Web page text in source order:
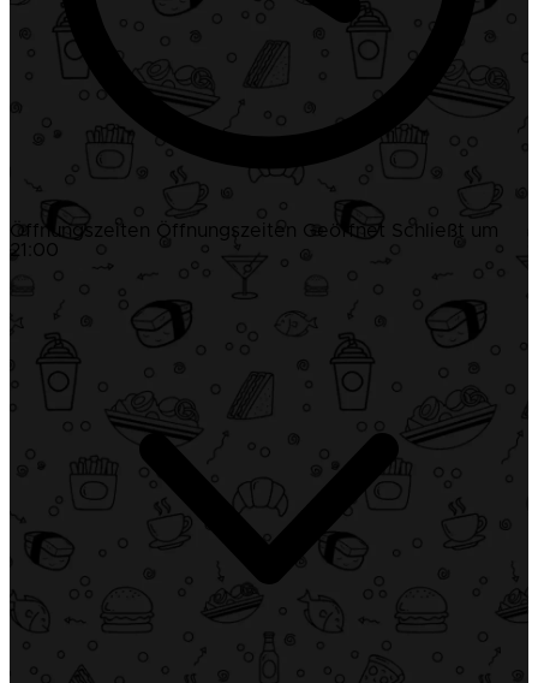
Öffnungszeiten Öffnungszeiten Geöffnet Schließt um
21:00